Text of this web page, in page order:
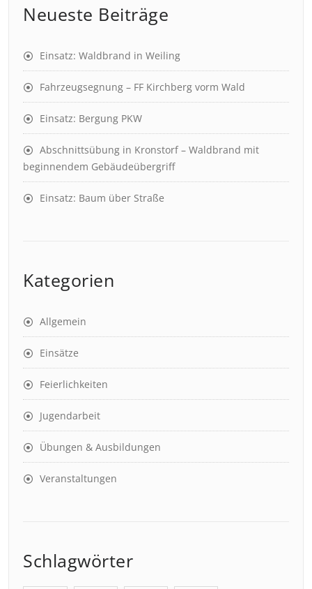
Neueste Beiträge
Einsatz: Waldbrand in Weiling
Fahrzeugsegnung – FF Kirchberg vorm Wald
Einsatz: Bergung PKW
Abschnittsübung in Kronstorf – Waldbrand mit
beginnendem Gebäudeübergriff
Einsatz: Baum über Straße
Kategorien
Allgemein
Einsätze
Feierlichkeiten
Jugendarbeit
Übungen & Ausbildungen
Veranstaltungen
Schlagwörter